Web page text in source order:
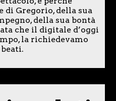
di Gregorio, della sua
della sua bontà
che il digitale d’oggi
la richiedevamo